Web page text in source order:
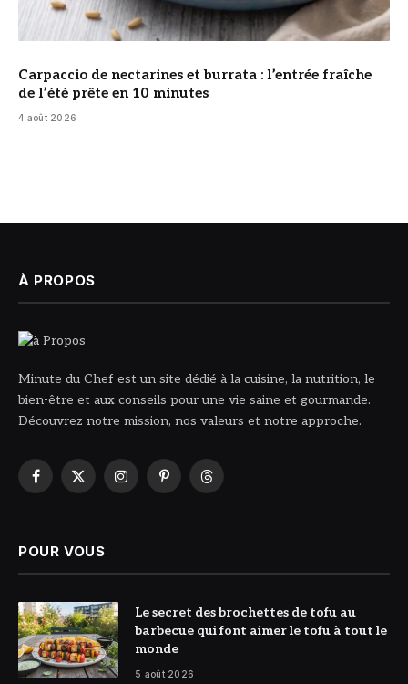
Carpaccio de nectarines et burrata : l’entrée fraîche
de l’été prête en 10 minutes
4 août 2026
À PROPOS
Minute du Chef est un site dédié à la cuisine, la nutrition, le
bien-être et aux conseils pour une vie saine et gourmande.
Découvrez notre mission, nos valeurs et notre approche.
Facebook
X
InstagramPinterestThreads
POUR VOUS
© DR
Le secret des brochettes de tofu au
barbecue qui font aimer le tofu à tout le
monde
5 août 2026